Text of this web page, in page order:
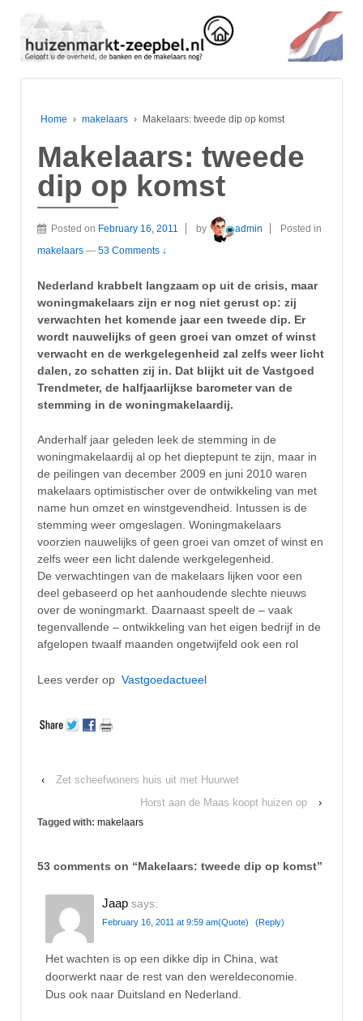
Home › makelaars › Makelaars: tweede dip op komst
Makelaars: tweede
dip op komst
Posted on February 16, 2011 by admin
Posted in
makelaars — 53 Comments ↓
Nederland krabbelt langzaam op uit de crisis, maar
woningmakelaars zijn er nog niet gerust op: zij
verwachten het komende jaar een tweede dip. Er
wordt nauwelijks of geen groei van omzet of winst
verwacht en de werkgelegenheid zal zelfs weer licht
dalen, zo schatten zij in. Dat blijkt uit de Vastgoed
Trendmeter, de halfjaarlijkse barometer van de
stemming in de woningmakelaardij.
Anderhalf jaar geleden leek de stemming in de
woningmakelaardij al op het dieptepunt te zijn, maar in
de peilingen van december 2009 en juni 2010 waren
makelaars optimistischer over de ontwikkeling van met
name hun omzet en winstgevendheid. Intussen is de
stemming weer omgeslagen. Woningmakelaars
voorzien nauwelijks of geen groei van omzet of winst en
zelfs weer een licht dalende werkgelegenheid.
De verwachtingen van de makelaars lijken voor een
deel gebaseerd op het aanhoudende slechte nieuws
over de woningmarkt. Daarnaast speelt de – vaak
tegenvallende – ontwikkeling van het eigen bedrijf in de
afgelopen twaalf maanden ongetwijfeld ook een rol
Lees verder op Vastgoedactueel
‹
Zet scheefwoners huis uit met Huurwet
Horst aan de Maas koopt huizen op
›
Tagged with: makelaars
53 comments on “Makelaars: tweede dip op komst”
Jaap says:
February 16, 2011 at 9:59 am(Quote) (Reply)
Het wachten is op een dikke dip in China, wat
doorwerkt naar de rest van den wereldeconomie.
Dus ook naar Duitsland en Nederland.